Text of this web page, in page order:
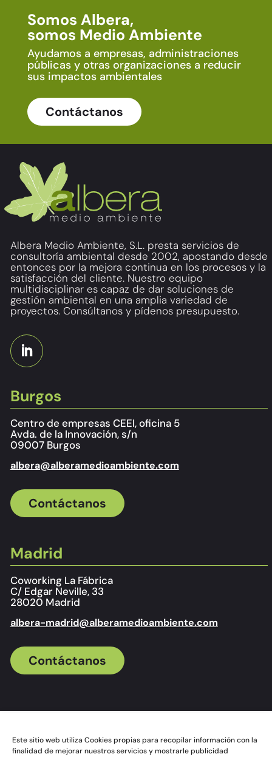
Este sitio web utiliza Cookies propias para recopilar información con la
finalidad de mejorar nuestros servicios y mostrarle publicidad
Somos Albera,
somos Medio Ambiente
Ayudamos a empresas, administraciones
públicas y otras organizaciones a reducir
sus impactos ambientales
Contáctanos
Albera Medio Ambiente, S.L. presta servicios de
consultoría ambiental desde 2002, apostando desde
entonces por la mejora continua en los procesos y la
satisfacción del cliente. Nuestro equipo
multidisciplinar es capaz de dar soluciones de
gestión ambiental en una amplia variedad de
proyectos. Consúltanos y pídenos presupuesto.
Burgos
Centro de empresas CEEI, oficina 5
Avda. de la Innovación, s/n
09007 Burgos
albera@alberamedioambiente.com
Contáctanos
Madrid
Coworking La Fábrica
C/ Edgar Neville, 33
28020 Madrid
albera-madrid@alberamedioambiente.com
Contáctanos